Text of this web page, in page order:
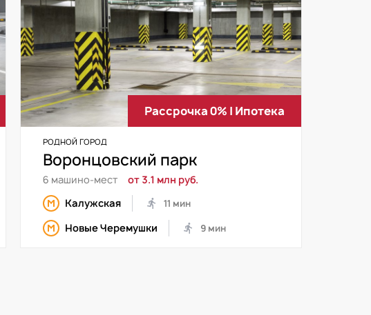
Рассрочка 0% | Ипотека
РОДНОЙ ГОРОД
Воронцовский парк
6 машино-мест
от 3.1 млн руб.
Калужская
11 мин
Новые Черемушки 9 мин